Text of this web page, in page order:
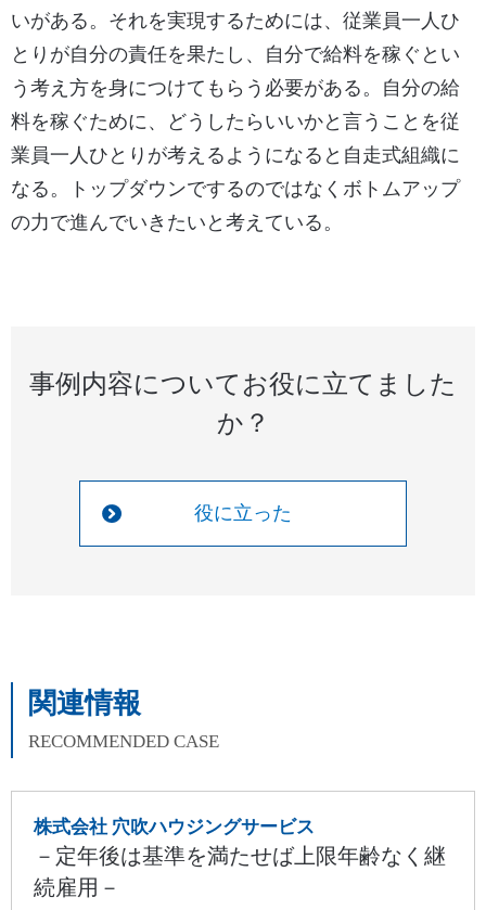
いがある。それを実現するためには、従業員一人ひ
とりが自分の責任を果たし、自分で給料を稼ぐとい
う考え方を身につけてもらう必要がある。自分の給
料を稼ぐために、どうしたらいいかと言うことを従
業員一人ひとりが考えるようになると自走式組織に
なる。トップダウンでするのではなくボトムアップ
の力で進んでいきたいと考えている。
事例内容についてお役に立てました
か？
役に立った
関連情報
RECOMMENDED CASE
株式会社 穴吹ハウジングサービス
－定年後は基準を満たせば上限年齢なく継
続雇用－